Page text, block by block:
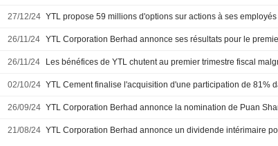
27/12/24 YTL propose 59 millions d'options sur actions à ses employés
26/11/24
26/11/24
02/10/24
26/09/24
21/08/24